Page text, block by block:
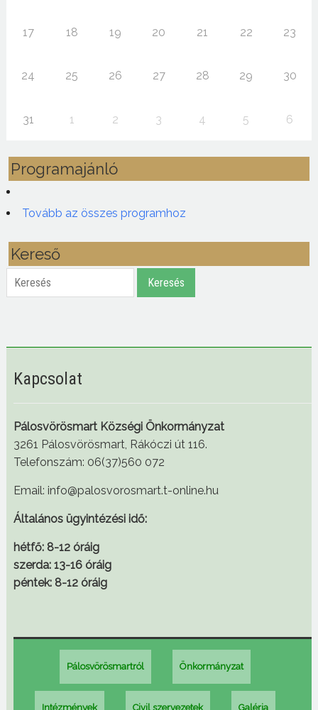
17 18 19 20 21 22 23
24 25 26 27 28 29 30
31 1 2 3 4 5 6
Programajánló
Tovább az összes programhoz
Kereső
Keresés Keresés
Kapcsolat
Pálosvörösmart Községi Önkormányzat
3261 Pálosvörösmart, Rákóczi út 116.
Telefonszám: 06(37)560 072
Email: info@palosvorosmart.t-online.hu
Általános ügyintézési idő:
hétfő: 8-12 óráig
szerda: 13-16 óráig
péntek: 8-12 óráig
Pálosvörösmartról Önkormányzat
Intézmények Civil szervezetek Galéria